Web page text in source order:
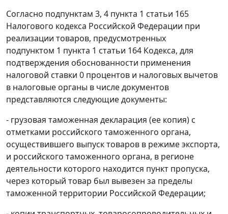
Согласно подпунктам 3, 4 пункта 1 статьи 165
Налогового кодекса Российской Федерации при
реализации товаров, предусмотренных
подпунктом 1 пункта 1 статьи 164 Кодекса, для
подтверждения обоснованности применения
налоговой ставки 0 процентов и налоговых вычетов
в налоговые органы в числе документов
представляются следующие документы:
- грузовая таможенная декларация (ее копия) с
отметками российского таможенного органа,
осуществившего выпуск товаров в режиме экспорта,
и российского таможенного органа, в регионе
деятельности которого находится пункт пропуска,
через который товар был вывезен за пределы
таможенной территории Российской Федерации;